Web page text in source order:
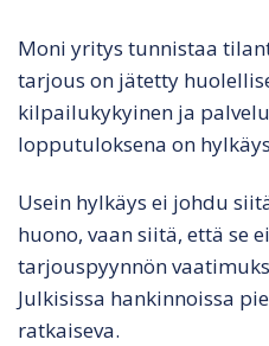
Moni yritys tunnistaa
tarjous on jätetty
kilpailukykyinen ja
lopputuloksena on
Usein hylkäys ei johdu
huono, vaan siitä, että se
tarjouspyynnön
Julkisissa hankinnoissa
ratkaiseva.